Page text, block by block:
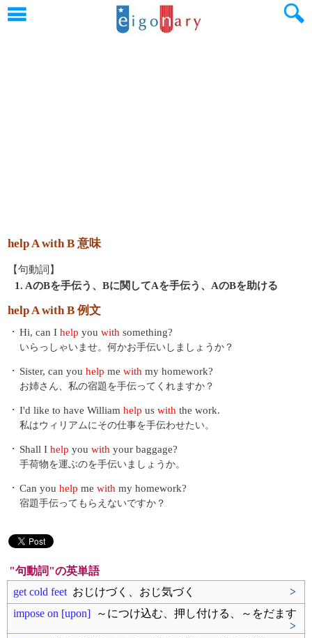
help A with B 意味
【句動詞】
1. AのBを手伝う、Bに関してAを手伝う、AのBを助ける
help A with B 例文
・ Hi, can I help you with something?
いらっしゃいませ。何かお手伝いしましょうか？
・ Sister, can you help me with my homework?
お姉さん、私の宿題を手伝ってくれますか？
・ I'd like to have William help us with the work.
私はウィリアムにその仕事を手伝わせたい。
・ Shall I help you with your baggage?
手荷物を運ぶのを手伝いましょうか。
・ Can you help me with my homework?
宿題手伝ってもらえないですか？
"句動詞"の英単語
get cold feet おじけづく、おじ気づく
>
impose on [upon] ～につけ込む、押し付ける、～をだます
>